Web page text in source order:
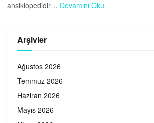
ansiklopedidir… Devamını Oku
Arşivler
Ağustos 2026
Temmuz 2026
Haziran 2026
Mayıs 2026